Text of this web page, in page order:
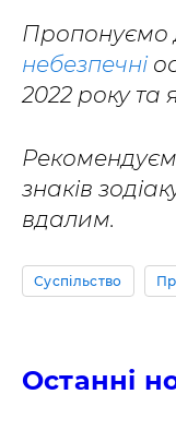
Пропонуємо
небезпечні
2022 року та
знаків
вдалим.
Суспільство
Останні